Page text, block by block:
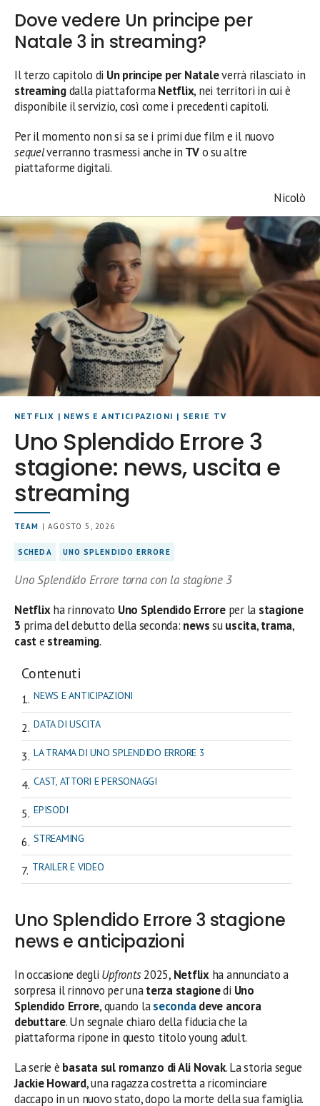
Dove vedere Un principe per
Natale 3 in streaming?
Il terzo capitolo di Un principe per Nataleverrà rilasciato in
streamingdalla piattaformaNetflix, nei territori in cui è
disponibile il servizio, così come i precedenti capitoli.
Per il momento non si sa se i primi due film e il nuovo
sequelverranno trasmessi anche in TVo su altre
piattaforme digitali.
Nicolò
NETFLIX | NEWS E ANTICIPAZIONI | SERIE TV
Uno Splendido Errore 3
stagione: news, uscita e
streaming
TEAM | AGOSTO 5, 2026
SCHEDA UNO SPLENDIDO ERRORE
Uno Splendido Errore torna con la stagione 3
Netflixha rinnovato Uno Splendido Erroreper la stagione
3 prima del debutto della seconda: newssuuscita,trama,
caste streaming.
Contenuti
NEWS E ANTICIPAZIONI
DATA DI USCITA
LA TRAMA DI UNO SPLENDIDO ERRORE 3
CAST, ATTORI E PERSONAGGI
EPISODI
STREAMING
TRAILER E VIDEO
Uno Splendido Errore 3 stagione
news e anticipazioni
In occasione degli Upfronts2025, Netflixha annunciato a
sorpresa il rinnovo per unaterza stagionedi Uno
Splendido Errore, quando lasecondadeve ancora
debuttare. Un segnale chiaro della fiducia che la
piattaforma ripone in questo titolo young adult.
La serie è basata sul romanzo di Ali Novak. La storia segue
Jackie Howard, una ragazza costretta a ricominciare
daccapo in un nuovo stato, dopo la morte della sua famiglia.